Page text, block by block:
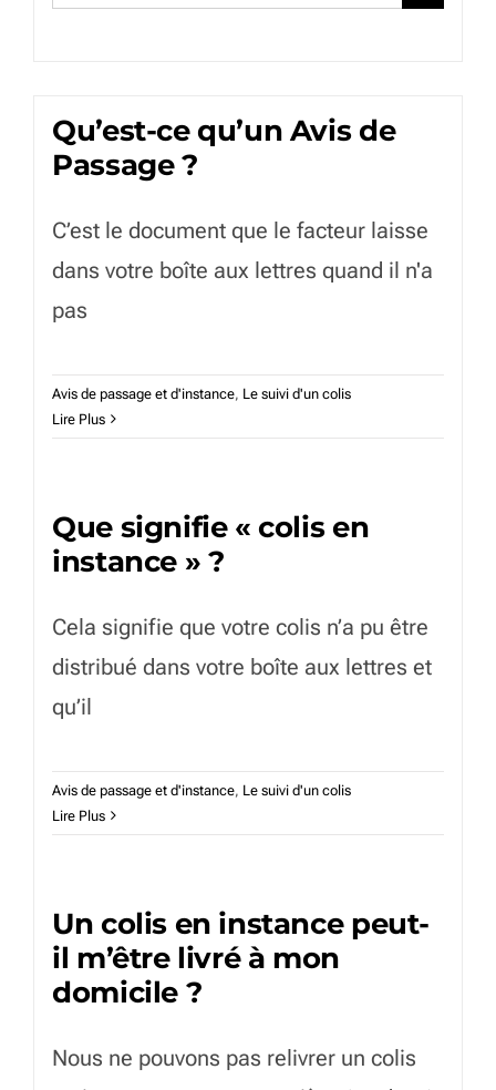
Qu’est-ce qu’un Avis de
Passage ?
C’est le document que le facteur laisse
dans votre boîte aux lettres quand il n'a
pas
Avis de passage et d'instance, Le suivi d'un colis
Lire Plus
Que signifie « colis en
instance » ?
Cela signifie que votre colis n’a pu être
distribué dans votre boîte aux lettres et
qu’il
Avis de passage et d'instance, Le suivi d'un colis
Lire Plus
Un colis en instance peut-
il m’être livré à mon
domicile ?
Nous ne pouvons pas relivrer un colis